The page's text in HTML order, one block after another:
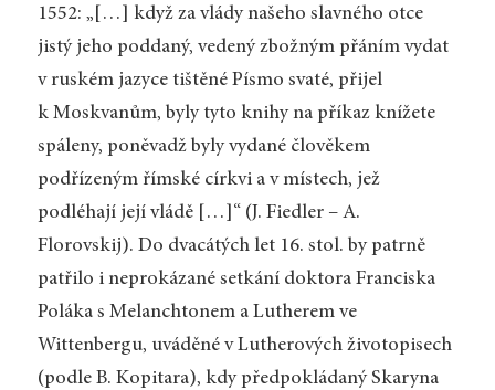
1552: „[…] když za vlády našeho slavného otce
jistý jeho poddaný, vedený zbožným přáním vydat
v ruském jazyce tištěné Písmo svaté, přijel
k Moskvanům, byly tyto knihy na příkaz knížete
spáleny, poněvadž byly vydané člověkem
podřízeným římské církvi a v místech, jež
podléhají její vládě […]“ (J. Fiedler – A.
Florovskij). Do dvacátých let 16. stol. by patrně
patřilo i neprokázané setkání doktora Franciska
Poláka s Melanchtonem a Lutherem ve
Wittenbergu, uváděné v Lutherových životopisech
(podle B. Kopitara), kdy předpokládaný Skaryna